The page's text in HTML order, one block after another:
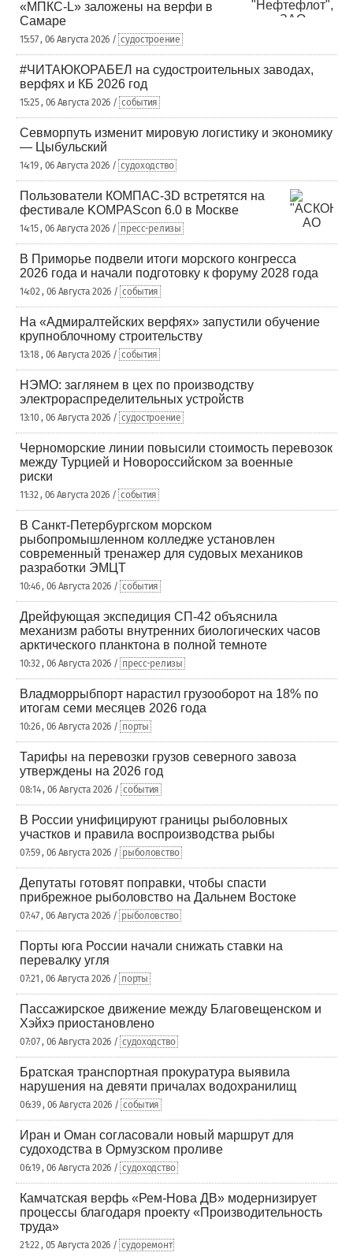
«МПКС-L» заложены на верфи в
Самаре
15:57 , 06 Августа 2026 / судостроение
#ЧИТАЮКОРАБЕЛ на судостроительных заводах,
верфях и КБ 2026 год
15:25 , 06 Августа 2026 / события
Севморпуть изменит мировую логистику и экономику
— Цыбульский
14:19 , 06 Августа 2026 / судоходство
Пользователи КОМПАС-3D встретятся на
фестивале KOMPAScon 6.0 в Москве
14:15 , 06 Августа 2026 / пресс-релизы
В Приморье подвели итоги морского конгресса
2026 года и начали подготовку к форуму 2028 года
14:02 , 06 Августа 2026 / события
На «Адмиралтейских верфях» запустили обучение
крупноблочному строительству
13:18 , 06 Августа 2026 / события
НЭМО: заглянем в цех по производству
электрораспределительных устройств
13:10 , 06 Августа 2026 / судостроение
Черноморские линии повысили стоимость перевозок
между Турцией и Новороссийском за военные
риски
11:32 , 06 Августа 2026 / события
В Санкт-Петербургском морском
рыбопромышленном колледже установлен
современный тренажер для судовых механиков
разработки ЭМЦТ
10:46 , 06 Августа 2026 / события
Дрейфующая экспедиция СП-42 объяснила
механизм работы внутренних биологических часов
арктического планктона в полной темноте
10:32 , 06 Августа 2026 / пресс-релизы
Владморрыбпорт нарастил грузооборот на 18% по
итогам семи месяцев 2026 года
10:26 , 06 Августа 2026 / порты
Тарифы на перевозки грузов северного завоза
утверждены на 2026 год
08:14 , 06 Августа 2026 / события
В России унифицируют границы рыболовных
участков и правила воспроизводства рыбы
07:59 , 06 Августа 2026 / рыболовство
Депутаты готовят поправки, чтобы спасти
прибрежное рыболовство на Дальнем Востоке
07:47 , 06 Августа 2026 / рыболовство
Порты юга России начали снижать ставки на
перевалку угля
07:21 , 06 Августа 2026 / порты
Пассажирское движение между Благовещенском и
Хэйхэ приостановлено
07:07 , 06 Августа 2026 / судоходство
Братская транспортная прокуратура выявила
нарушения на девяти причалах водохранилищ
06:39 , 06 Августа 2026 / события
Иран и Оман согласовали новый маршрут для
судоходства в Ормузском проливе
06:19 , 06 Августа 2026 / судоходство
Камчатская верфь «Рем-Нова ДВ» модернизирует
процессы благодаря проекту «Производительность
труда»
21:22 , 05 Августа 2026 / судоремонт